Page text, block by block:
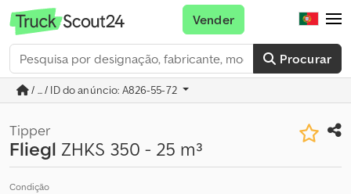
Procurar
Vender
/ ... / ID do anúncio: A826-55-72
Tipper
Fliegl ZHKS 350 - 25 m³
Condição